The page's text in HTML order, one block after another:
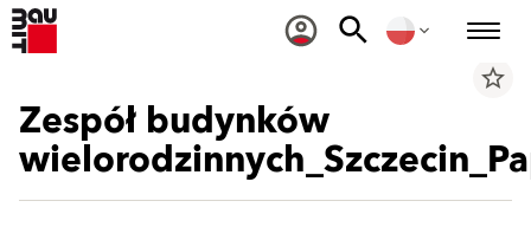
star_border
Zespół budynków